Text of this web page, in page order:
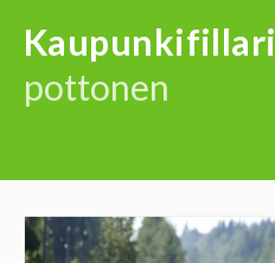
content
Kaupunkifillari
pottonen